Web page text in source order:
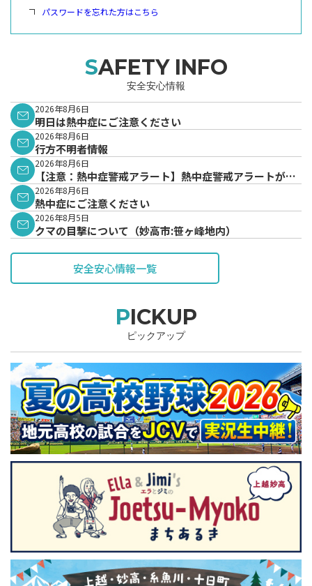
パスワードを忘れた方はこちら
SAFETY INFO
安全安心情報
2026年8月6日
明日は熱中症にご注意ください
2026年8月6日
行方不明者情報
2026年8月6日
【注意：熱中症警戒アラート】熱中症警戒アラートが発
表されています。
2026年8月6日
熱中症にご注意ください
2026年8月5日
クマの目撃について（妙高市:笹ヶ峰地内）
安全安心情報一覧
PICKUP
ピックアップ